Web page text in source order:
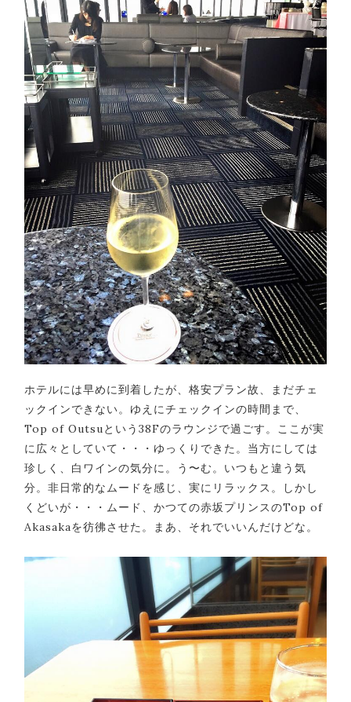
ホテルには早めに到着したが、格安プラン故、まだチェ
ックインできない。ゆえにチェックインの時間まで、
Top of Outsuという38Fのラウンジで過ごす。ここが実
に広々としていて・・・ゆっくりできた。当方にしては
珍しく、白ワインの気分に。う〜む。いつもと違う気
分。非日常的なムードを感じ、実にリラックス。しかし
くどいが・・・ムード、かつての赤坂プリンスのTop of
Akasakaを彷彿させた。まあ、それでいいんだけどな。